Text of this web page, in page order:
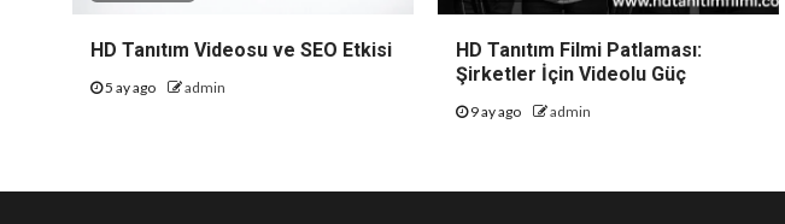
HD Tanıtım Videosu ve SEO Etkisi
5 ay ago admin
HD Tanıtım Filmi Patlaması:
Şirketler İçin Videolu Güç
9 ay ago admin